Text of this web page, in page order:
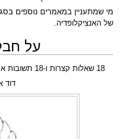
מי שמתעניין במאמרים נוספים
של האנציקלופדיה.
על
18 שאלות קצרות ו-18 תשובות ארוכות, בנושא חבלי-טיפוס ושימושם מאת:
דוד